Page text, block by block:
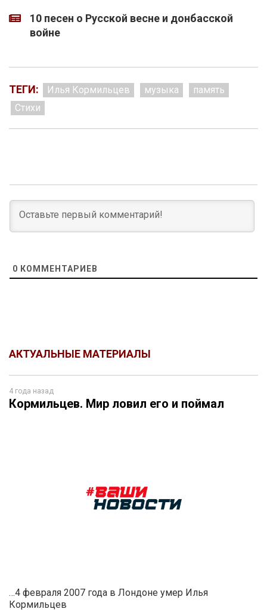
10 песен о Русской весне и донбасской
войне
ТЕГИ: Илья Кормильцев музыка
память
Стихи
0 КОММЕНТАРИЕВ
АКТУАЛЬНЫЕ МАТЕРИАЛЫ
4 года назад
Кормильцев. Мир ловил его и поймал
…4 февраля 2007 года в Лондоне умер Илья
Кормильцев